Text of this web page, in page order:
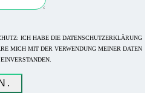
ICH HABE DIE DATENSCHUTZERKLÄRUNG
MICH MIT DER VERWENDUNG MEINER DATEN